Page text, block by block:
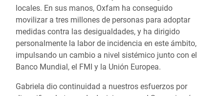
locales. En sus manos, Oxfam ha conseguido
movilizar a tres millones de personas para adoptar
medidas contra las desigualdades, y ha dirigido
personalmente la labor de incidencia en este ámbito,
impulsando un cambio a nivel sistémico junto con el
Banco Mundial, el FMI y la Unión Europea.
Gabriela dio continuidad a nuestros esfuerzos por